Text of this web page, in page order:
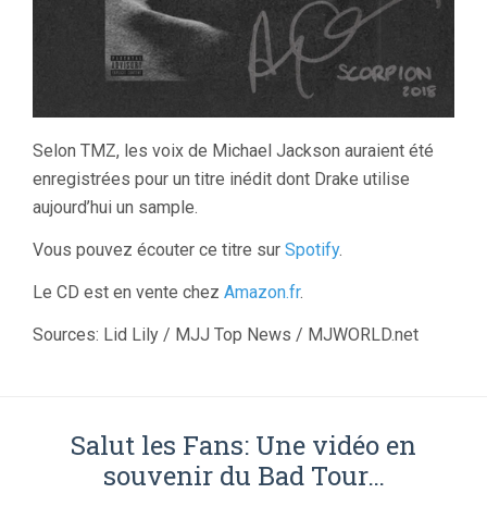
Selon TMZ, les voix de Michael Jackson auraient été
enregistrées pour un titre inédit dont Drake utilise
aujourd’hui un sample.
Vous pouvez écouter ce titre sur Spotify.
Le CD est en vente chez Amazon.fr.
Sources: Lid Lily / MJJ Top News / MJWORLD.net
Salut les Fans: Une vidéo en
souvenir du Bad Tour…